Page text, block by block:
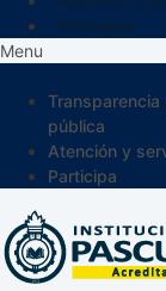
Menu
pública
Atención y
Participa